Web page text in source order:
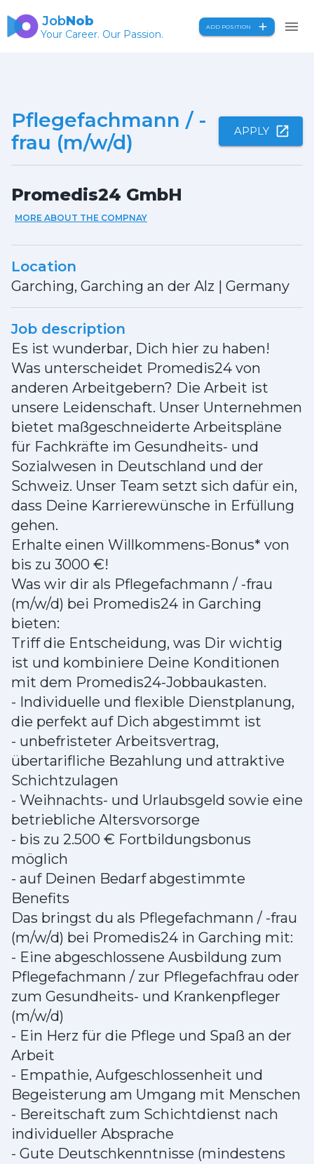
JobNob
Your Career. Our Passion.
ADD POSITION
Pflegefachmann / -
frau (m/w/d)
APPLY
Promedis24 GmbH
MORE ABOUT THE COMPNAY
Location
Garching, Garching an der Alz | Germany
Job description
Es ist wunderbar, Dich hier zu haben!
Was unterscheidet Promedis24 von
anderen Arbeitgebern? Die Arbeit ist
unsere Leidenschaft. Unser Unternehmen
bietet maßgeschneiderte Arbeitspläne
für Fachkräfte im Gesundheits- und
Sozialwesen in Deutschland und der
Schweiz. Unser Team setzt sich dafür ein,
dass Deine Karrierewünsche in Erfüllung
gehen.
Erhalte einen Willkommens-Bonus* von
bis zu 3000 €!
Was wir dir als Pflegefachmann / -frau
(m/w/d) bei Promedis24 in Garching
bieten:
Triff die Entscheidung, was Dir wichtig
ist und kombiniere Deine Konditionen
mit dem Promedis24-Jobbaukasten.
- Individuelle und flexible Dienstplanung,
die perfekt auf Dich abgestimmt ist
- unbefristeter Arbeitsvertrag,
übertarifliche Bezahlung und attraktive
Schichtzulagen
- Weihnachts- und Urlaubsgeld sowie eine
betriebliche Altersvorsorge
- bis zu 2.500 € Fortbildungsbonus
möglich
- auf Deinen Bedarf abgestimmte
Benefits
Das bringst du als Pflegefachmann / -frau
(m/w/d) bei Promedis24 in Garching mit:
- Eine abgeschlossene Ausbildung zum
Pflegefachmann / zur Pflegefachfrau oder
zum Gesundheits- und Krankenpfleger
(m/w/d)
- Ein Herz für die Pflege und Spaß an der
Arbeit
- Empathie, Aufgeschlossenheit und
Begeisterung am Umgang mit Menschen
- Bereitschaft zum Schichtdienst nach
individueller Absprache
- Gute Deutschkenntnisse (mindestens